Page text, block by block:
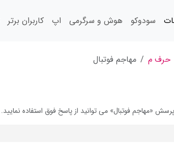
سودوکو هوش و سرگرمی اپ کاربران برتر
حرف م مهاجم فوتبال
«مهاجم فوتبال» می توانید از پاسخ فوق استفاده نمایید.